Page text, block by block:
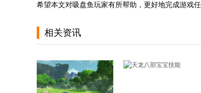
希望本文对吸盘鱼玩家有所帮助，更好地完成游戏任
相关资讯